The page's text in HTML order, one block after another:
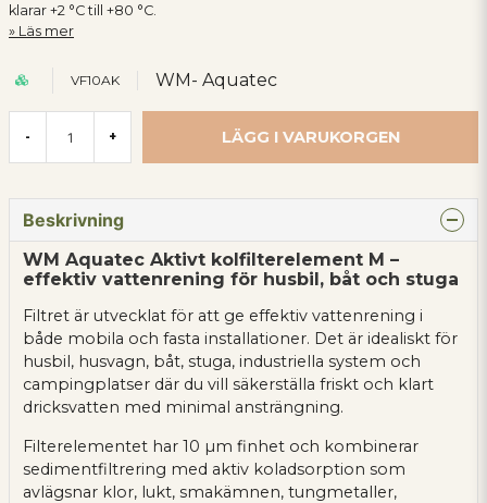
klarar +2 °C till +80 °C.
Läs mer
VF10AK WM- Aquatec
- + LÄGG I VARUKORGEN
Beskrivning
WM Aquatec Aktivt kolfilterelement M –
effektiv vattenrening för husbil, båt och stuga
Filtret är utvecklat för att ge effektiv vattenrening i
både mobila och fasta installationer. Det är idealiskt för
husbil, husvagn, båt, stuga, industriella system och
campingplatser där du vill säkerställa friskt och klart
dricksvatten med minimal ansträngning.
Filterelementet har 10 µm finhet och kombinerar
sedimentfiltrering med aktiv koladsorption som
avlägsnar klor, lukt, smakämnen, tungmetaller,